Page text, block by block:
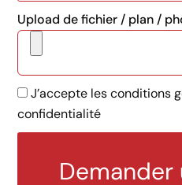
Upload de fichier / plan /
J’accepte les conditions
confidentialité
Demander